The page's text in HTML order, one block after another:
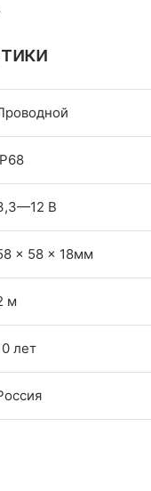
В
× 58 × 18мм
м
лет